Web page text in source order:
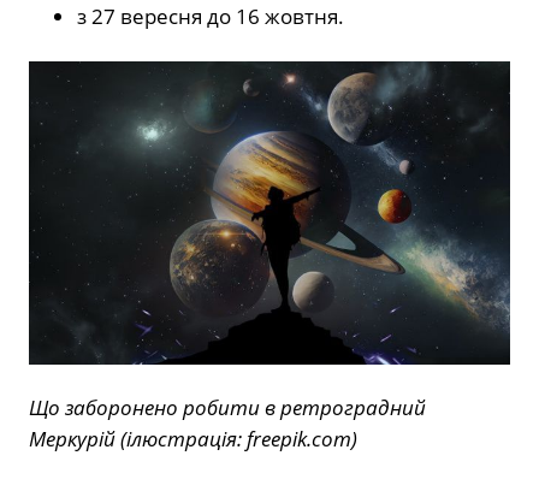
з 27 вересня до 16 жовтня.
Що заборонено робити в ретроградний
Меркурій (ілюстрація: freepik.com)